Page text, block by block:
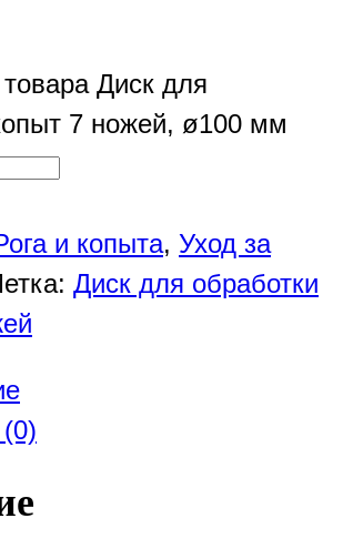
Диск для
7 ножей, ø100 мм
и копыта, Уход за
Диск для обработки